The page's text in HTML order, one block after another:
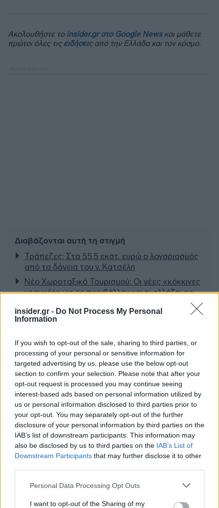
insider.gr - Do Not Process My Personal
Information
If you wish to opt-out of the sale, sharing to third parties, or
processing of your personal or sensitive information for
targeted advertising by us, please use the below opt-out
section to confirm your selection. Please note that after your
opt-out request is processed you may continue seeing
interest-based ads based on personal information utilized by
us or personal information disclosed to third parties prior to
your opt-out. You may separately opt-out of the further
disclosure of your personal information by third parties on the
IAB’s list of downstream participants. This information may
also be disclosed by us to third parties on the IAB’s List of
Downstream Participants that may further disclose it to other
Please note that this website/app uses one or more Google
not limited to your visit or usage behaviour. You may click to
Personal Data Processing Opt Outs
I want to opt-out of the Sharing of my
Ακολουθήστε το insider.gr στο Google Newsκαι μάθετε
πρώτοι όλες τις ειδήσειςαπό την Ελλάδα και τον κόσμο.
Διαβάζονται αυτή τη στιγμή
Τράπεζες: Στα 55,5 εκατ. ευρώ ο λογαριασμός
από τα δάνεια του ν. Κατσέλη
Νέο Χωροταξικό Τουρισμού: Οι νέες «κόκκινες
γραμμές» για το περιβάλλον και τι αλλάζει σε
Τα ανοιχτά μέτωπα για την ενίσχυση της
TAGS: Σεισμός Σεισμός τώρα Κρήτη
BEST OFINTERNET